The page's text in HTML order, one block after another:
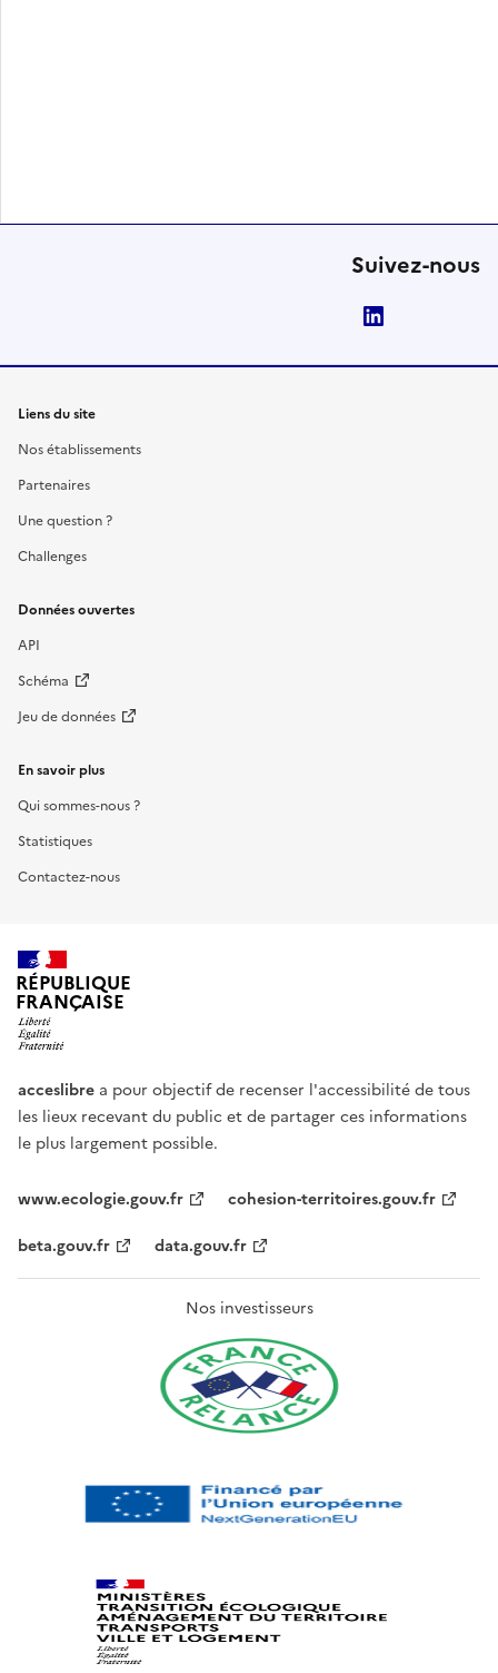
Suivez-nous
Liens du site
Nos établissements
Partenaires
Une question ?
Challenges
Données ouvertes
API
Schéma
Jeu de données
En savoir plus
Qui sommes-nous ?
Statistiques
Contactez-nous
RÉPUBLIQUE
FRANÇAISE
acceslibre a pour objectif de recenser l'accessibilité de tous
les lieux recevant du public et de partager ces informations
le plus largement possible.
www.ecologie.gouv.fr
cohesion-territoires.gouv.fr
beta.gouv.fr
data.gouv.fr
Nos investisseurs